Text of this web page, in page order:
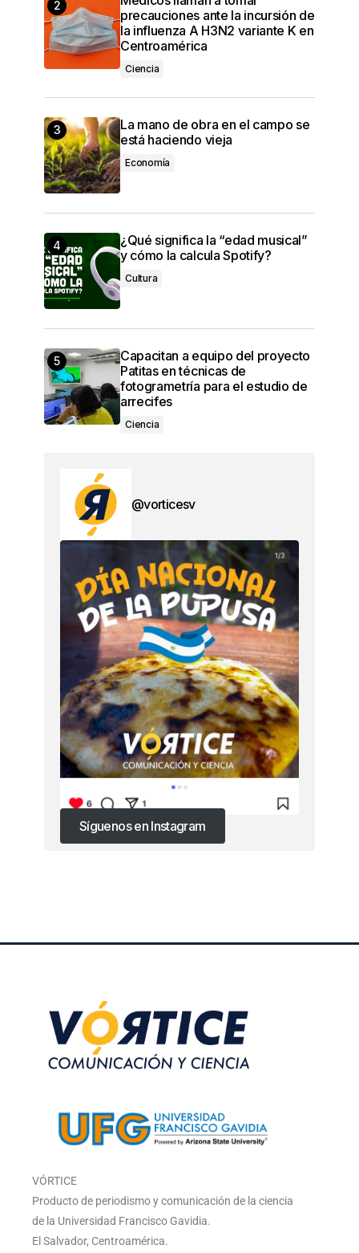
precauciones ante la incursión de
la influenza A H3N2 variante K en
Centroamérica
Ciencia
La mano de obra en el campo se
está haciendo vieja
Economía
¿Qué significa la “edad musical”
y cómo la calcula Spotify?
Cultura
Capacitan a equipo del proyecto
Patitas en técnicas de
fotogrametría para el estudio de
arrecifes
Ciencia
@vorticesv
Síguenos en Instagram
VÓRTICE
Producto de periodismo y comunicación de la ciencia
de la Universidad Francisco Gavidia.
El Salvador, Centroamérica.